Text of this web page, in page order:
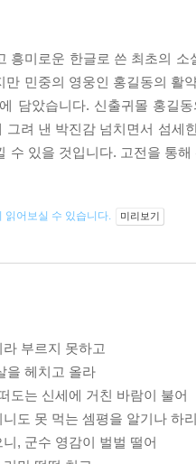
흥미로운 한글로 쓴 최초의
만 민중의 영웅인 홍길동의 활
담았습니다. 신출귀몰 홍길
그려 낸 박진감 넘치면서 섬세
수 있을 것입니다. 고전을 통
읽어보실 수 있습니다. 미리보기
부르지 못하고
을 헤치고 올라
도는 신세에 거친 바람이 불어
도 못 먹는 셈평을 알기나 하
, 군수 영감이 벌벌 떨어